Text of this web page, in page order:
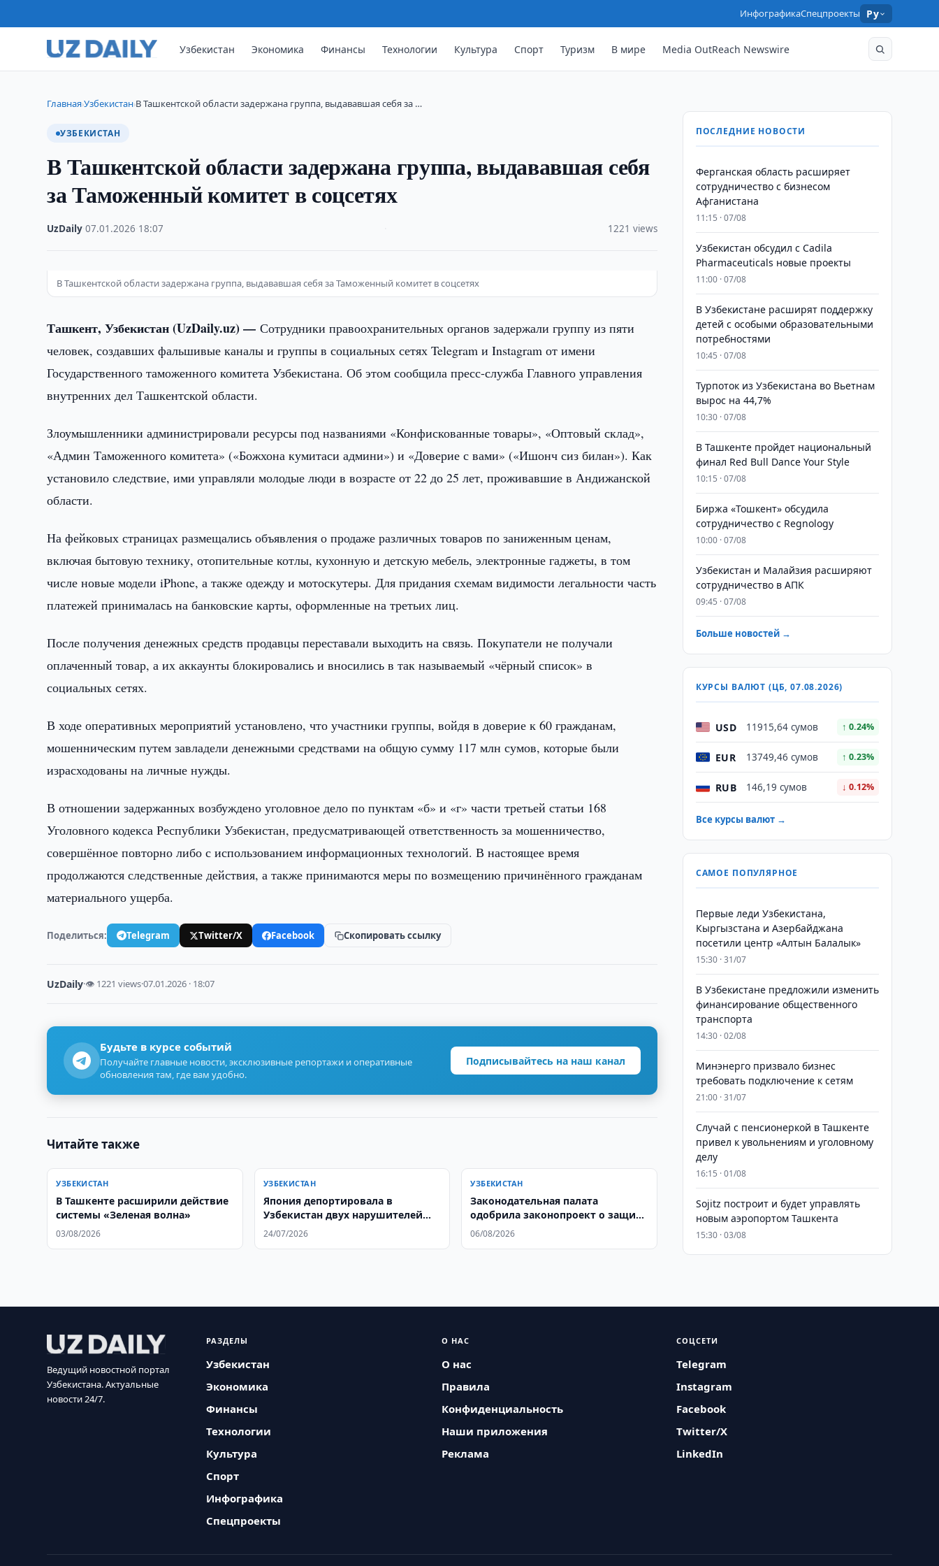
ИнфографикаСпецпроекты Ру
Узбекистан Экономика Финансы Технологии Культура Спорт Туризм В мире Media OutReach Newswire
Главная›Узбекистан›В Ташкентской области задержана группа, выдававшая себя за …
УЗБЕКИСТАН
В Ташкентской области задержана группа, выдававшая себя
за Таможенный комитет в соцсетях
UzDaily ·07.01.2026 18:07 1221 views
В Ташкентской области задержана группа, выдававшая себя за Таможенный комитет в соцсетях
Ташкент, Узбекистан (UzDaily.uz) —Сотрудники правоохранительных органов задержали группу из пяти
человек, создавших фальшивые каналы и группы в социальных сетях Telegram и Instagram от имени
Государственного таможенного комитета Узбекистана. Об этом сообщила пресс-служба Главного управления
внутренних дел Ташкентской области.
Злоумышленники администрировали ресурсы под названиями «Конфискованные товары», «Оптовый склад»,
«Админ Таможенного комитета» («Божхона кумитаси админи») и «Доверие с вами» («Ишонч сиз билан»). Как
установило следствие, ими управляли молодые люди в возрасте от 22 до 25 лет, проживавшие в Андижанской
области.
На фейковых страницах размещались объявления о продаже различных товаров по заниженным ценам,
включая бытовую технику, отопительные котлы, кухонную и детскую мебель, электронные гаджеты, в том
числе новые модели iPhone, а также одежду и мотоскутеры. Для придания схемам видимости легальности часть
платежей принималась на банковские карты, оформленные на третьих лиц.
После получения денежных средств продавцы переставали выходить на связь. Покупатели не получали
оплаченный товар, а их аккаунты блокировались и вносились в так называемый «чёрный список» в
социальных сетях.
В ходе оперативных мероприятий установлено, что участники группы, войдя в доверие к 60 гражданам,
мошенническим путем завладели денежными средствами на общую сумму 117 млн сумов, которые были
израсходованы на личные нужды.
В отношении задержанных возбуждено уголовное дело по пунктам «б» и «г» части третьей статьи 168
Уголовного кодекса Республики Узбекистан, предусматривающей ответственность за мошенничество,
совершённое повторно либо с использованием информационных технологий. В настоящее время
продолжаются следственные действия, а также принимаются меры по возмещению причинённого гражданам
материального ущерба.
Поделиться: Telegram Twitter/X Facebook Скопировать ссылку
UzDaily·👁 1221 views·07.01.2026 · 18:07
Будьте в курсе событий
Получайте главные новости, эксклюзивные репортажи и оперативные
обновления там, где вам удобно.
Подписывайтесь на наш канал
Читайте также
УЗБЕКИСТАН
В Ташкенте расширили действие
системы «Зеленая волна»
03/08/2026
УЗБЕКИСТАН
Япония депортировала в
Узбекистан двух нарушителей
визового режима
24/07/2026
УЗБЕКИСТАН
Законодательная палата
одобрила законопроект о защите
прав через Конституционный суд
06/08/2026
ПОСЛЕДНИЕ НОВОСТИ
Ферганская область расширяет
сотрудничество с бизнесом
Афганистана
11:15 · 07/08
Узбекистан обсудил с Cadila
Pharmaceuticals новые проекты
11:00 · 07/08
В Узбекистане расширят поддержку
детей с особыми образовательными
потребностями
10:45 · 07/08
Турпоток из Узбекистана во Вьетнам
вырос на 44,7%
10:30 · 07/08
В Ташкенте пройдет национальный
финал Red Bull Dance Your Style
10:15 · 07/08
Биржа «Тошкент» обсудила
сотрудничество с Regnology
10:00 · 07/08
Узбекистан и Малайзия расширяют
сотрудничество в АПК
09:45 · 07/08
Больше новостей →
КУРСЫ ВАЛЮТ (ЦБ, 07.08.2026)
USD 11915,64 сумов ↑ 0.24%
EUR 13749,46 сумов ↑ 0.23%
RUB 146,19 сумов ↓ 0.12%
Все курсы валют →
САМОЕ ПОПУЛЯРНОЕ
Первые леди Узбекистана,
Кыргызстана и Азербайджана
посетили центр «Алтын Балалык»
15:30 · 31/07
В Узбекистане предложили изменить
финансирование общественного
транспорта
14:30 · 02/08
Минэнерго призвало бизнес
требовать подключение к сетям
21:00 · 31/07
Случай с пенсионеркой в Ташкенте
привел к увольнениям и уголовному
делу
16:15 · 01/08
Sojitz построит и будет управлять
новым аэропортом Ташкента
15:30 · 03/08
Ведущий новостной портал
Узбекистана. Актуальные
новости 24/7.
РАЗДЕЛЫ
Узбекистан
Экономика
Финансы
Технологии
Культура
Спорт
Инфографика
Спецпроекты
О НАС
О нас
Правила
Конфиденциальность
Наши приложения
Реклама
СОЦСЕТИ
Telegram
Instagram
Facebook
Twitter/X
LinkedIn